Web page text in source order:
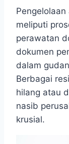
meliputi
perawatan
dokumen
dalam
Berbagai
hilang atau
nasib
krusial.